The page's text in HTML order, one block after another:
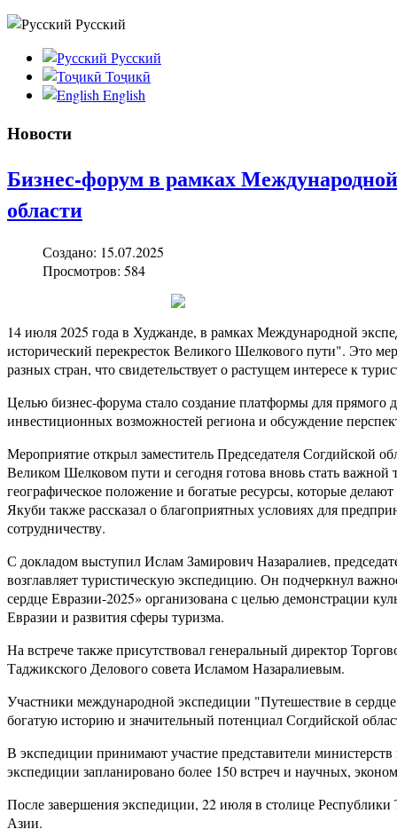
Русский
Русский
Тоҷикӣ
English
Новости
Бизнес-форум в рамках
области
Создано: 15.07.2025
Просмотров: 584
14 июля 2025 года в Худжанде, в рамках Международной
исторический перекресток Великого Шелкового пути". Это
разных стран, что свидетельствует о растущем интересе к
Целью бизнес-форума стало создание платформы для
инвестиционных возможностей региона и обсуждение
Мероприятие открыл заместитель Председателя Согдийской
Великом Шелковом пути и сегодня готова вновь стать важной
географическое положение и богатые ресурсы, которые
Якуби также рассказал о благоприятных условиях для
сотрудничеству.
С докладом выступил Ислам Замирович Назаралиев,
возглавляет туристическую экспедицию. Он подчеркнул
сердце Евразии-2025» организована с целью демонстрации
Евразии и развития сферы туризма.
На встрече также присутствовал генеральный директор
Таджикского Делового совета Исламом Назаралиевым.
Участники международной экспедиции "Путешествие в
богатую историю и значительный потенциал Согдийской
В экспедиции принимают участие представители
экспедиции запланировано более 150 встреч и научных,
После завершения экспедиции, 22 июля в столице
Азии.